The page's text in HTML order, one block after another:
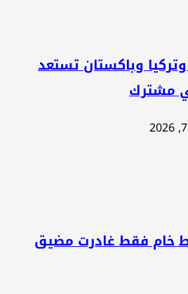
وباكستان تستعد
مشترك
نفط خام فقط غادرت مضيق